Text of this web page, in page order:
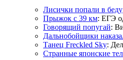
Лисички попали в беду
Прыжок с 39 км: ЕГЭ
Говорящий попугай:
Дальнобойщики
Танец Freckled Sky:
Странные японские